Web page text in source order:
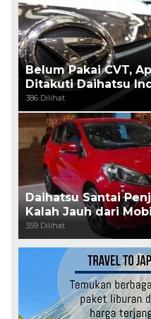
Belum Pakai CVT,
Ditakuti Daihatsu
386 Dilihat
Daihatsu Santai
Kalah Jauh dari
359 Dilihat